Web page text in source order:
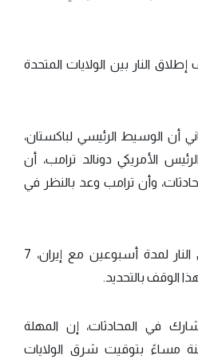
النار بين الولايات المتحدة
أن الوسيط الرئيسي لباكستان،
الأمريكي دونالد ترامب، أن
وأن ترامب وعد بالنظر في
وأعلن ترامب وقف إطلاق النار لمدة أسبوعين مع إيران، 7
الوقف بالتحديد.
في المحادثات، إن المهلة
مساءً بتوقيت شرق الولايات